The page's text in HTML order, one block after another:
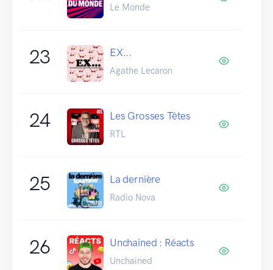
Le Monde
23 EX...
Agathe Lecaron
24 Les Grosses Têtes
RTL
25 La dernière
Radio Nova
26 Unchained : Réacts
Unchained